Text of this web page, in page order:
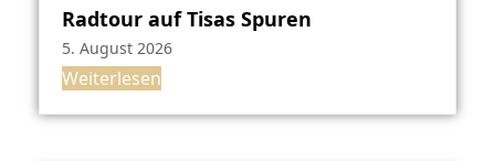
Radtour auf Tisas Spuren
5. August 2026
Weiterlesen